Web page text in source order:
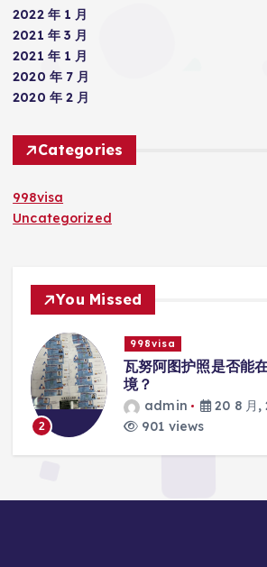
2022 年 1 月
2021 年 3 月
2021 年 1 月
2020 年 7 月
2020 年 2 月
Categories
998visa
Uncategorized
You Missed
3
998visa
瓦努阿图护照是否能
学校的注册？
admin
20 8 月,
816 views